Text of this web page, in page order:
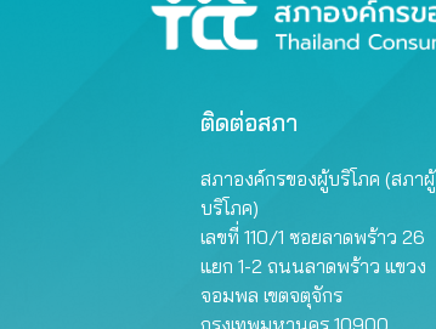
ติดต่อสภา
สภาองค์กรของผู้บริโภค (สภาผู้
บริโภค)
เลขที่ 110/1 ซอยลาดพร้าว 26
แยก 1-2 ถนนลาดพร้าว แขวง
จอมพล เขตจตุจักร